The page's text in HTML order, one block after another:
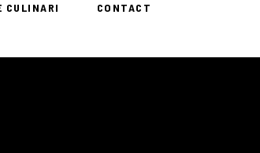
CULINARI CONTACT